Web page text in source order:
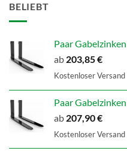
BELIEBT
Paar
ab 203,85€
Kostenloser Versand
Paar
ab 207,90€
Kostenloser Versand